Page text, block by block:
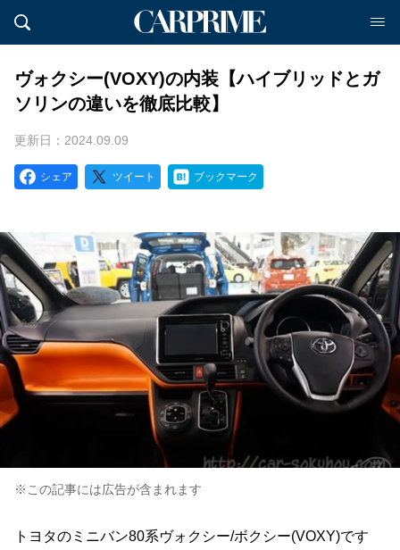
ヴォクシー(VOXY)の内装【ハイブリッドとガ
ソリンの違いを徹底比較】
更新日：2024.09.09
シェア ツイート ブックマーク
※この記事には広告が含まれます
トヨタのミニバン80系ヴォクシー/ボクシー(VOXY)です